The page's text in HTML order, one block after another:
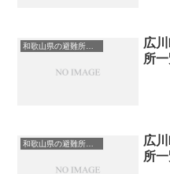
和歌山県の避難所一覧
広
所
和歌山県の避難所一覧
広
所